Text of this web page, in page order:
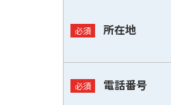
所在地
電話番号